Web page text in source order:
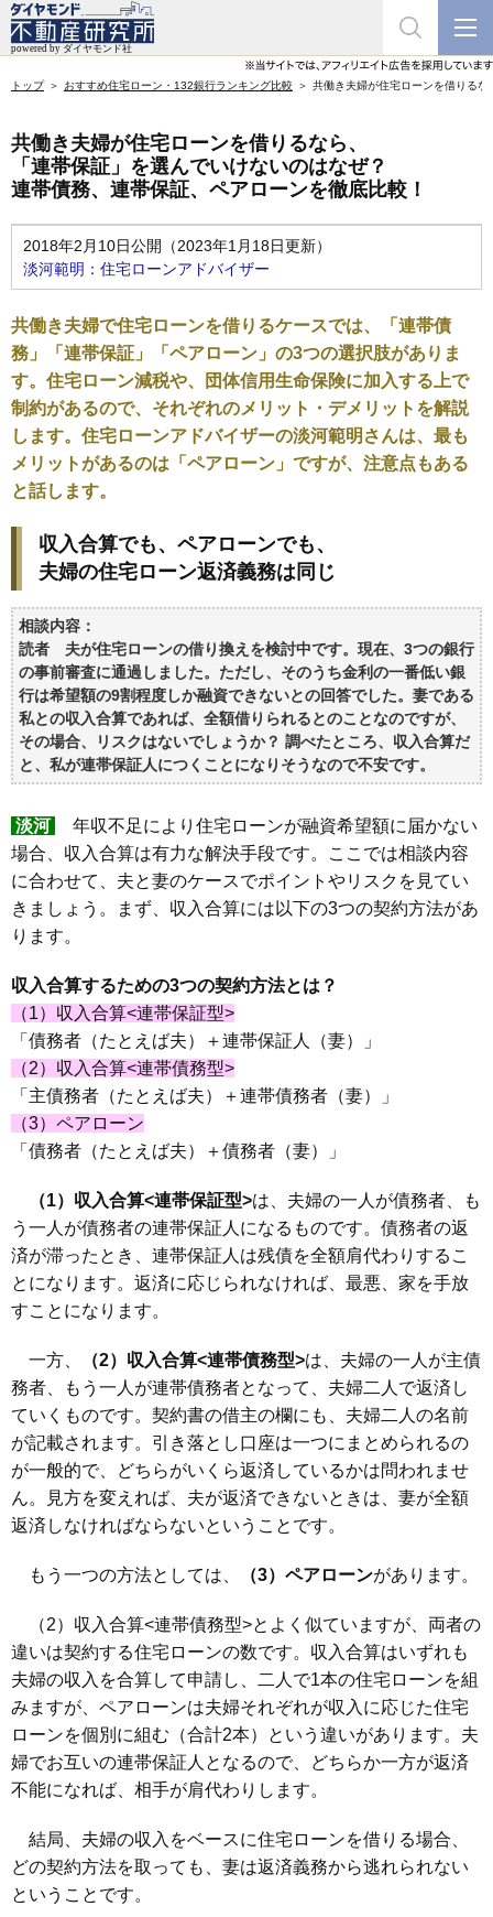
トップ おすすめ住宅ローン・132銀行ランキング比較 共働き夫婦が住宅ローンを借りる
共働き夫婦が住宅ローンを借りるなら、
「連帯保証」を選んでいけないのはなぜ？
連帯債務、連帯保証、ペアローンを徹底比較！
2018年2月10日公開（2023年1月18日更新）
淡河範明：住宅ローンアドバイザー
共働き夫婦で住宅ローンを借りるケースでは、「連帯債
務」「連帯保証」「ペアローン」の3つの選択肢がありま
す。住宅ローン減税や、団体信用生命保険に加入する上で
制約があるので、それぞれのメリット・デメリットを解説
します。住宅ローンアドバイザーの淡河範明さんは、最も
メリットがあるのは「ペアローン」ですが、注意点もある
と話します。
収入合算でも、ペアローンでも、
夫婦の住宅ローン返済義務は同じ
相談内容：
読者 夫が住宅ローンの借り換えを検討中です。現在、3つの銀行
の事前審査に通過しました。ただし、そのうち金利の一番低い銀
行は希望額の9割程度しか融資できないとの回答でした。妻である
私との収入合算であれば、全額借りられるとのことなのですが、
その場合、リスクはないでしょうか？ 調べたところ、収入合算だ
と、私が連帯保証人につくことになりそうなので不安です。
淡河
年収不足により住宅ローンが融資希望額に届かない
場合、収入合算は有力な解決手段です。ここでは相談内容
に合わせて、夫と妻のケースでポイントやリスクを見てい
きましょう。まず、収入合算には以下の3つの契約方法があ
ります。
収入合算するための3つの契約方法とは？
（1）収入合算<連帯保証型>
「債務者（たとえば夫）＋連帯保証人（妻）」
（2）収入合算<連帯債務型>
「主債務者（たとえば夫）＋連帯債務者（妻）」
（3）ペアローン
「債務者（たとえば夫）＋債務者（妻）」
（1）収入合算<連帯保証型>は、夫婦の一人が債務者、も
う一人が債務者の連帯保証人になるものです。債務者の返
済が滞ったとき、連帯保証人は残債を全額肩代わりするこ
とになります。返済に応じられなければ、最悪、家を手放
すことになります。
一方、 （2）収入合算<連帯債務型>は、夫婦の一人が主債
務者、もう一人が連帯債務者となって、夫婦二人で返済し
ていくものです。契約書の借主の欄にも、夫婦二人の名前
が記載されます。引き落とし口座は一つにまとめられるの
が一般的で、どちらがいくら返済しているかは問われませ
ん。見方を変えれば、夫が返済できないときは、妻が全額
返済しなければならないということです。
もう一つの方法としては、 （3）ペアローンがあります。
（2）収入合算<連帯債務型>とよく似ていますが、両者の
違いは契約する住宅ローンの数です。収入合算はいずれも
夫婦の収入を合算して申請し、二人で1本の住宅ローンを組
みますが、ペアローンは夫婦それぞれが収入に応じた住宅
ローンを個別に組む（合計2本）という違いがあります。夫
婦でお互いの連帯保証人となるので、どちらか一方が返済
不能になれば、相手が肩代わりします。
結局、夫婦の収入をベースに住宅ローンを借りる場合、
どの契約方法を取っても、妻は返済義務から逃れられない
ということです。